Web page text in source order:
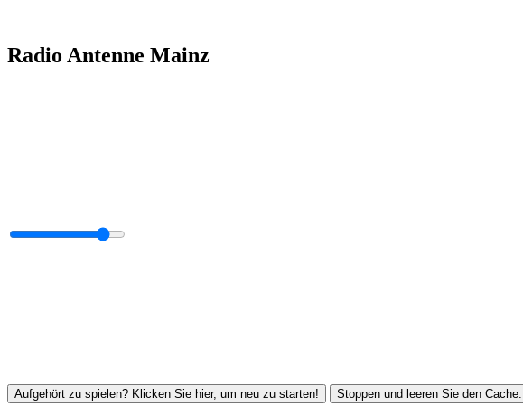
Radio Antenne Mainz
Aufgehört zu spielen? Klicken Sie hier, um neu zu starten! Stoppen und leeren Sie den Cache.